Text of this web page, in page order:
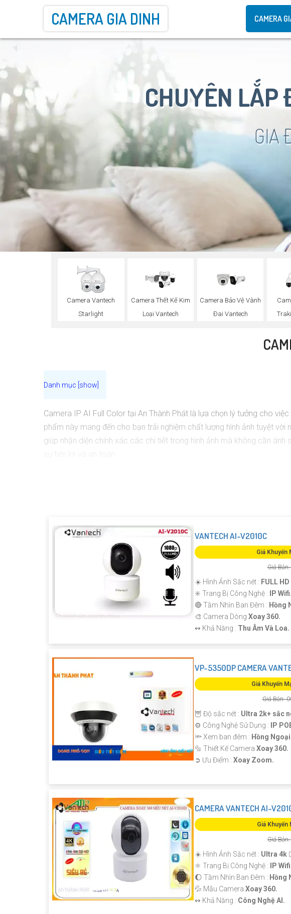
CAMERA GIA DINH CAMERA
CHUYÊN LẮP
GIA
Camera Vantech
Starlight
Camera Thết Kế Kim
Loại Vantech
Camera Bảo Vệ Vành
Đai Vantech
Camera IP AI Full Color tại An Thành Phát là lựa chọn lý tưởng cho
phẩm này mang đến cho bạn trải nghiệm chất lượng hình ảnh tuyệt
giúp nhận diện chính xác các chi tiết trong hình ảnh mà không cần
VANTECH AI-V2010C
Giá Khuyến
Giá
☀️ Hình Ảnh Sắc nét : FULL
✳️ Trang Bị Công Nghệ :
IP Wifi.
🔴 Tầm Nhìn Ban Đêm : Hồng
🎨 Camera Dòng Xoay 360.
️↭ Khả Năng : Thu Âm Và Loa.
VP-5350DP CAMERA
Giá Khuyến
Giá Bán:
🦉 Độ sắc nét : Ultra 2k+ sắc
⚙ Công Nghệ Sử Dụng :
IP
🔦 Xem ban đêm : Hồng
🔩 Thiết Kế Camera Xoay 360.
️➲ Ưu Điểm : Xoay Zoom.
CAMERA VANTECH AI-
Giá Khuyến
Giá
☀️ Hình Ảnh Sắc nét : Ultra 4k
⚛️ Trang Bị Công Nghệ : IP
🌔 Tầm Nhìn Ban Đêm : Hồng
💦 Mẫu Camera Xoay 360.
️↭ Khả Năng : Công Nghệ AI.